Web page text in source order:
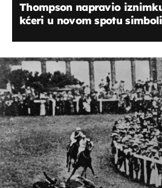
Thompson napravio
kćeri u novom spotu